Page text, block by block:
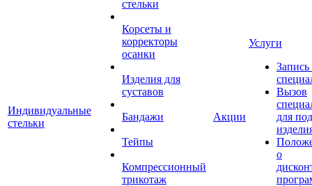
Индивидуальные
стельки
стельки
Корсеты и
корректоры
осанки
Изделия для
суставов
Бандажи
Тейпы
Компрессионный
трикотаж
Акции
Услуги
Запись
Вызов
для
о